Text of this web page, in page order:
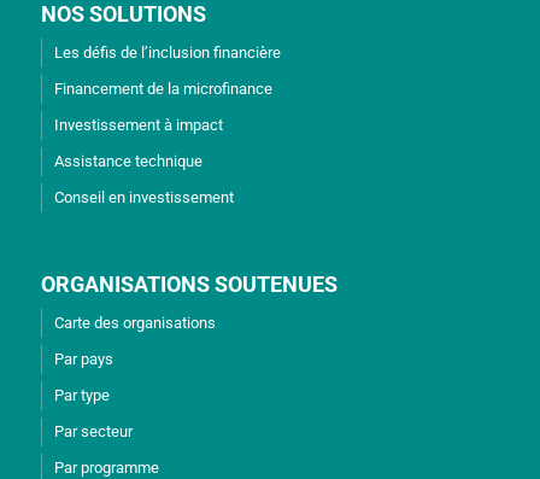
NOS SOLUTIONS
Les défis de l’inclusion financière
Financement de la microfinance
Investissement à impact
Assistance technique
Conseil en investissement
ORGANISATIONS SOUTENUES
Carte des organisations
Par pays
Par type
Par secteur
Par programme